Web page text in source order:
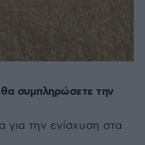
συμπληρώσετε την
για την ενίσχυση στα